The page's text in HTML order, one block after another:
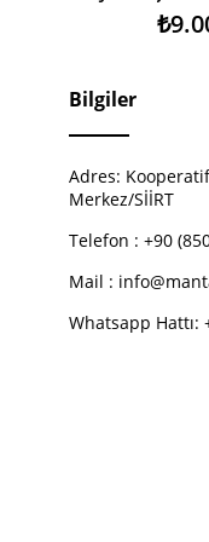
Bilgiler
Adres:
Merkez/SİİRT
Telefon : +90
Mail :
Whatsapp Hattı: